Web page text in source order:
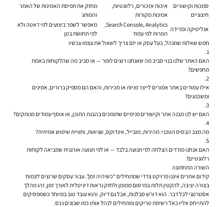
סמכות וקישורים
חיצוניים
איכות אזכורים, רלוונטיות,
אמינות מקורות
מחזק את תפיסת האמינות של האתר
והמותג
אנליטיקה ומדידה
Search Console, Analytics,
המרות לפי עמוד
מאפשר לשפר ביצועים לפי דאטה ולא
לפי תחושת בטן
חמש שאלות שמנהל, בעל עסק או יזם צריך לשאול את עצמו עכשיו
האם האתר שלנו בנוי סביב מה שאנחנו רוצים לומר — או סביב מה שהלקוחות באמת
מחפשים?
אילו עמודים באתר אמורים לייצר פניות או מכירות, והאם הם מספיק ברורים, אמינים
ומשכנעים?
האם יש לנו מבנה אתר וקישורים פנימיים שתומכים בהבנת התוכן, או אוסף עמודים מנותקים?
מה מצב הבסיס הטכני: מהירות, מובייל, אינדוקס, שגיאות, וחוויית שימוש אמיתית?
האם אנחנו מודדים הצלחה לפי תנועה בלבד — או לפי תנועה אורגנית שמביאה לקוחות
רלוונטיים?
השורה התחתונה
קידום אתרים איננו פרויקט צדדי שמתחילים “כשיהיה זמן”. עבור עסקים שרוצים לצמוח
בצורה יציבה, להקטין תלות בפרסום ממומן ולחזק נראות דיגיטלית לאורך זמן, זהו מהלך
אסטרטגי לכל דבר. הוא דורש סבלנות, אבל גם דיוק. והוא עובד טוב במיוחד כשמפסיקים
להתייחס אליו כאל רשימת טריקים ומתחילים לנהל אותו כמו שבונים נכס.